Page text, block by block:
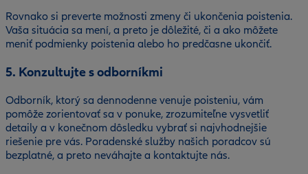
Rovnako si preverte možnosti zmeny či ukončenia poistenia.
Vaša situácia sa mení, a preto je dôležité, či a ako môžete
meniť podmienky poistenia alebo ho predčasne ukončiť.
5. Konzultujte s odborníkmi
Odborník, ktorý sa dennodenne venuje poisteniu, vám
pomôže zorientovať sa v ponuke, zrozumiteľne vysvetliť
detaily a v konečnom dôsledku vybrať si najvhodnejšie
riešenie pre vás. Poradenské služby našich poradcov sú
bezplatné, a preto neváhajte a kontaktujte nás.